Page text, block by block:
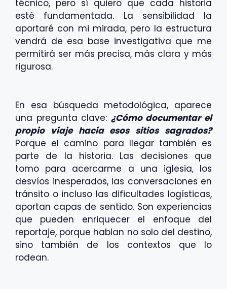
técnico, pero sí quiero que cada historia
esté fundamentada. La sensibilidad la
aportaré con mi mirada, pero la estructura
vendrá de esa base investigativa que me
permitirá ser más precisa, más clara y más
rigurosa.
En esa búsqueda metodológica, aparece
una pregunta clave: ¿Cómo documentar el
propio viaje hacia esos sitios sagrados?
Porque el camino para llegar también es
parte de la historia. Las decisiones que
tomo para acercarme a una iglesia, los
desvíos inesperados, las conversaciones en
tránsito o incluso las dificultades logísticas,
aportan capas de sentido. Son experiencias
que pueden enriquecer el enfoque del
reportaje, porque hablan no solo del destino,
sino también de los contextos que lo
rodean.